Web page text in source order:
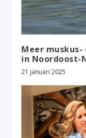
Meer
in Noordoost-
21 januari 2025